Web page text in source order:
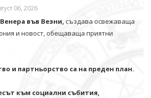
06, 2026
Венера във Везни, създава освежаваща
и новост, обещаваща приятни
и партньорство са на преден план.
към социални събития,